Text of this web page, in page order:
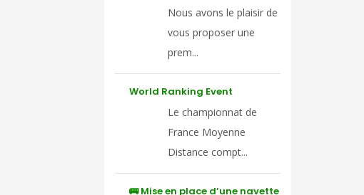
Nous avons le plaisir de
vous proposer une
prem...
World Ranking Event
Le championnat de
France Moyenne
Distance compt...
🚌 Mise en place d’une navette